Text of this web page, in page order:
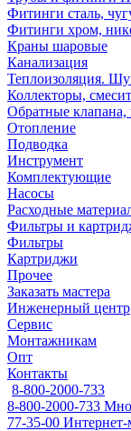
Фитинги сталь,
Фитинги хром,
Краны шаровые
Канализация
Теплоизоляция.
Коллекторы,
Обратные клапана,
Отопление
Подводка
Инструмент
Комплектующие
Насосы
Расходные
Фильтры и
Фильтры
Картриджи
Прочее
Заказать мастера
Инженерный центр
Сервис
Монтажникам
Опт
Контакты
8-800-2000-733
8-800-2000-733
77-35-00 Интернет-